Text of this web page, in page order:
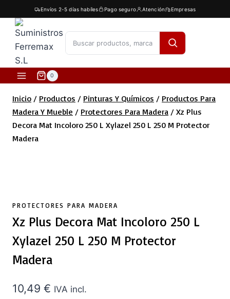
al
contenido
Envíos 2-5 días habíles Pago seguro Atención Empresas
0
Inicio / Productos / Pinturas Y Químicos / Productos Para
Madera Y Mueble / Protectores Para Madera / Xz Plus
Decora Mat Incoloro 250 L Xylazel 250 L 250 M Protector
Madera
PROTECTORES PARA MADERA
Xz Plus Decora Mat Incoloro 250 L
Xylazel 250 L 250 M Protector
Madera
10,49 € IVA incl.